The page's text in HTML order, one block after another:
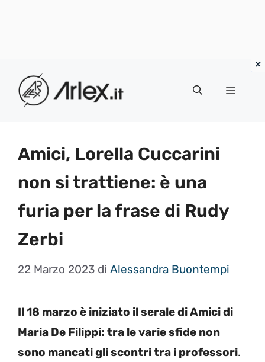
contenuto
Menu
Amici, Lorella Cuccarini
non si trattiene: è una
furia per la frase di Rudy
Zerbi
22 Marzo 2023 di Alessandra Buontempi
Il 18 marzo è iniziato il serale di Amici di
Maria De Filippi: tra le varie sfide non
sono mancati gli scontri tra i professori.